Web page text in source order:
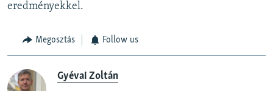
eredményekkel.
Megosztás Follow us
Gyévai Zoltán